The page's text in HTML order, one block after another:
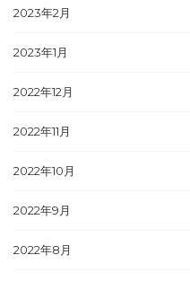
2023年2月
2023年1月
2022年12月
2022年11月
2022年10月
2022年9月
2022年8月